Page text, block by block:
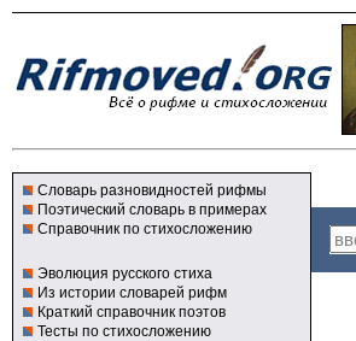
Словарь разновидностей рифмы
Поэтический словарь в примерах
Справочник по стихосложению
Эволюция русского стиха
Из истории словарей рифм
Краткий справочник поэтов
Тесты по стихосложению